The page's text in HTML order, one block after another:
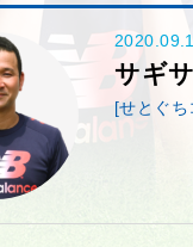
サギ
[せとぐち